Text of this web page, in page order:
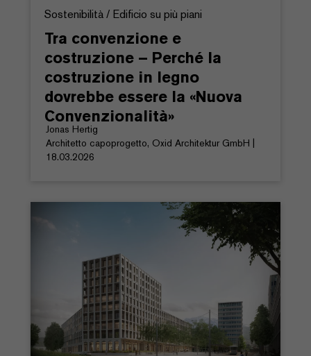
Sostenibilità / Edificio su più piani
Tra convenzione e
costruzione – Perché la
costruzione in legno
dovrebbe essere la «Nuova
Convenzionalità»
Jonas Hertig
Architetto capoprogetto, Oxid Architektur GmbH |
18.03.2026